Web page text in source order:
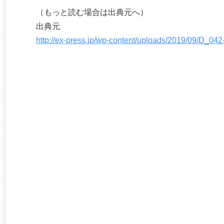
（もっと読む場合は出典元へ）
出典元
http://ex-press.jp/wp-content/uploads/2019/09/